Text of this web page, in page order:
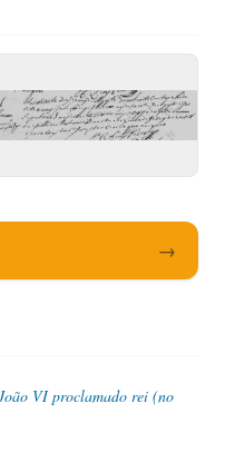
→
VI proclamado rei (no